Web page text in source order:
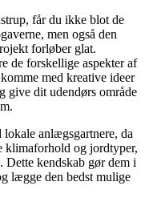
får du ikke blot de
men også den
forløber glat.
de forskellige aspekter af
med kreative ideer
give dit udendørs område
lokale anlægsgartnere, da
klimaforhold og jordtyper,
Dette kendskab gør dem i
lægge den bedst mulige